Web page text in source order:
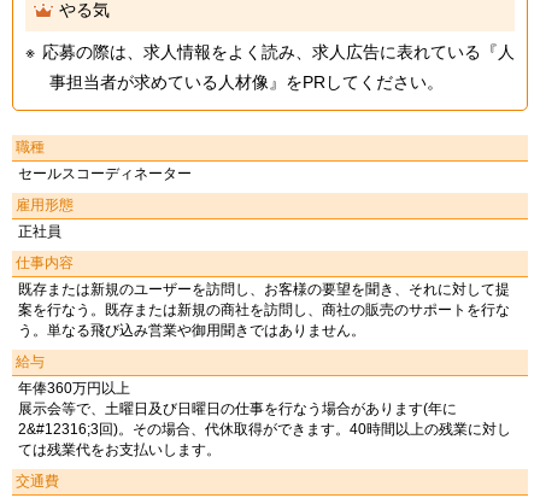
やる気
応募の際は、求人情報をよく読み、求人広告に表れている『人
事担当者が求めている人材像』をPRしてください。
職種
セールスコーディネーター
雇用形態
正社員
仕事内容
既存または新規のユーザーを訪問し、お客様の要望を聞き、それに対して提
案を行なう。既存または新規の商社を訪問し、商社の販売のサポートを行な
う。単なる飛び込み営業や御用聞きではありません。
給与
年俸360万円以上
展示会等で、土曜日及び日曜日の仕事を行なう場合があります(年に
2&#12316;3回)。その場合、代休取得ができます。40時間以上の残業に対し
ては残業代をお支払いします。
交通費